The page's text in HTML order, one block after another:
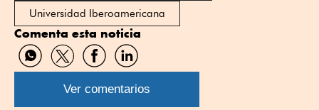
Universidad Iberoamericana
Comenta esta noticia
Compartir
por
WhatsApp
Compartir
por
Twitter
Compartir
por
Facebook
Compartir
por
Linkedin
Ver comentarios